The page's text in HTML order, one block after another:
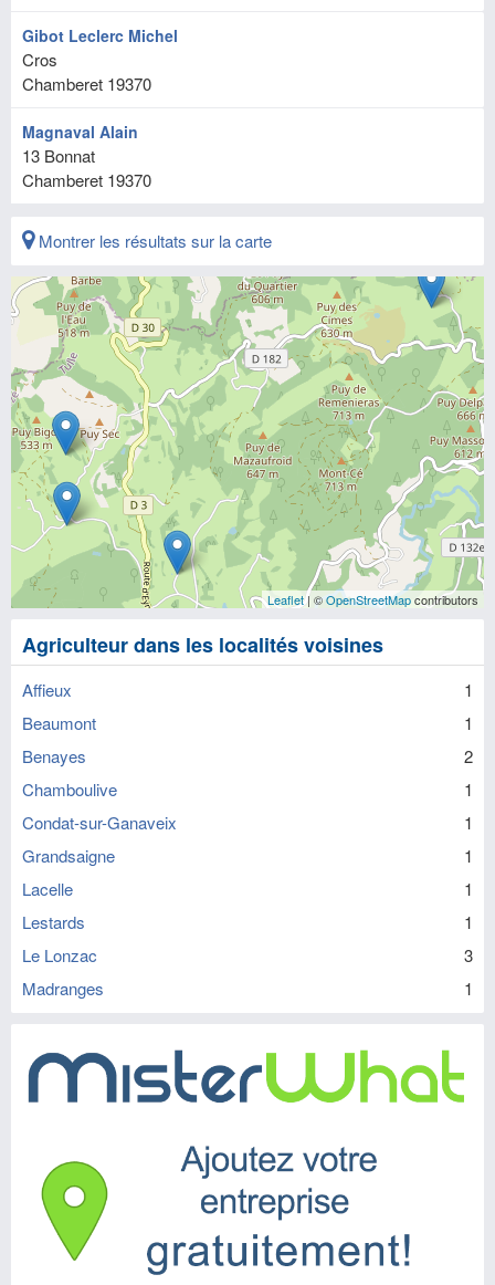
Gibot Leclerc Michel
Cros
Chamberet 19370
Magnaval Alain
13 Bonnat
Chamberet 19370
Montrer les résultats sur la carte
Leaflet| ©OpenStreetMapcontributors
Agriculteur dans les localités voisines
Affieux
1
Beaumont
1
Benayes
2
Chamboulive
1
Condat-sur-Ganaveix
1
Grandsaigne
1
Lacelle
1
Lestards
1
Le Lonzac
3
Madranges
1